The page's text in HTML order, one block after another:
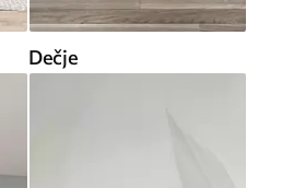
Dečje